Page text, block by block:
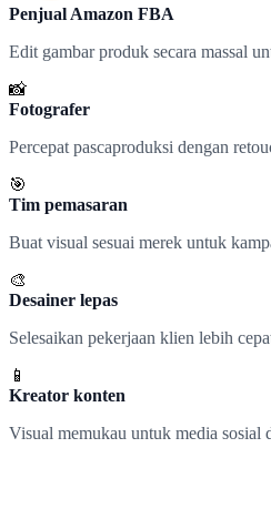
Penjual Amazon FBA
Edit gambar produk secara massal
📸
Fotografer
Percepat pascaproduksi dengan
🎯
Tim pemasaran
Buat visual sesuai merek untuk
🎨
Desainer lepas
Selesaikan pekerjaan klien lebih
📱
Kreator konten
Visual memukau untuk media sosial